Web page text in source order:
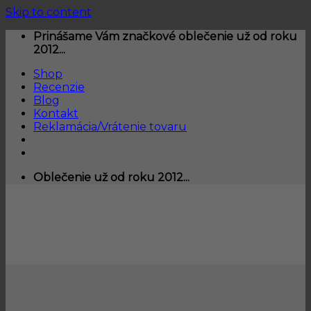
Skip to content
Prinášame Vám značkové oblečenie už od roku
2012...
Shop
Recenzie
Blog
Kontakt
Reklamácia/Vrátenie tovaru
Oblečenie už od roku 2012...